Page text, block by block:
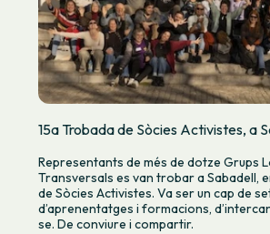
15a Trobada de Sòcies Activistes, a
Representants de més de dotze Grups
Transversals es van trobar a Sabadell,
de Sòcies Activistes. Va ser un cap de
d’aprenentatges i formacions,
se. De conviure i compartir.